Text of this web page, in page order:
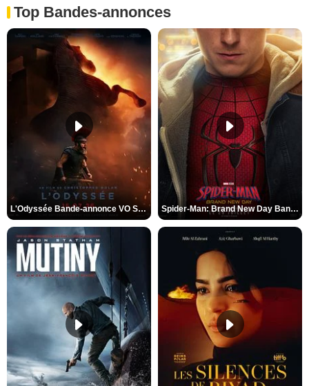
Top Bandes-annonces
L'Odyssée Bande-annonce VO STFR Spider-Man: Brand New Day Bande-annonce VO STFR